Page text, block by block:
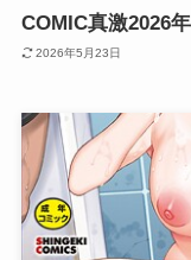
COMIC真激2026
2026年5月23日